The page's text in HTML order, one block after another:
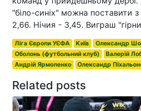
"біло-синіх" можна поставити з
2,66. Нічия - 3,45. Виграш
Ліга Європи УЄФА Київ
Олександр
Оболонь (футбольний клуб)
Валерій
Андрій Ярмоленко
Олександр
Related posts